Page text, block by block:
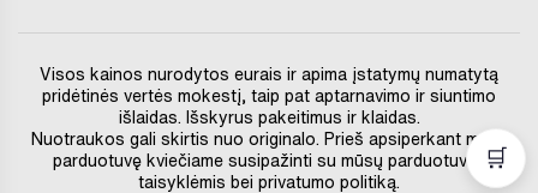
Visos kainos nurodytos eurais ir apima įstatymų numatytą
pridėtinės vertės mokestį, taip pat aptarnavimo ir siuntimo
išlaidas. Išskyrus pakeitimus ir klaidas.
Nuotraukos gali skirtis nuo originalo. Prieš apsiperkant mūsų
parduotuvę kviečiame susipažinti su mūsų parduotuvės
taisyklėmis bei privatumo politiką.
🛒